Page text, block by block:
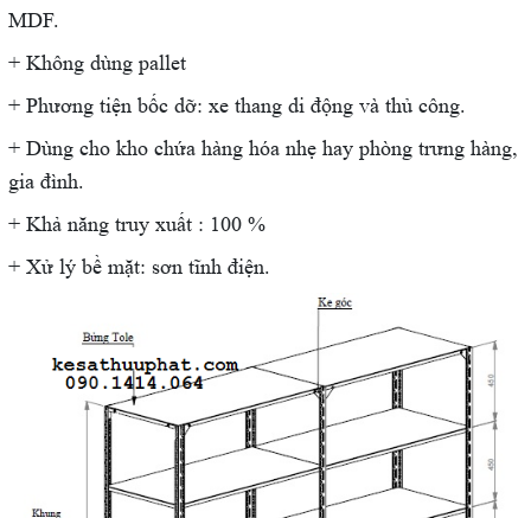
MDF.
+ Không dùng pallet
+ Phương tiện bốc dỡ: xe thang di động và thủ công.
+ Dùng cho kho chứa hàng hóa nhẹ hay phòng trưng hàng,
gia đình.
+ Khả năng truy xuất : 100 %
+ Xử lý bề mặt: sơn tĩnh điện.